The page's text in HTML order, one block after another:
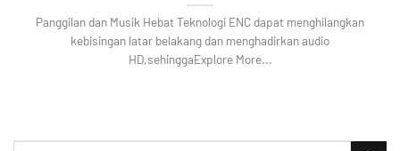
Panggilan dan Musik Hebat Teknologi ENC dapat menghilangkan
kebisingan latar belakang dan menghadirkan audio
HD,sehinggaExplore More...